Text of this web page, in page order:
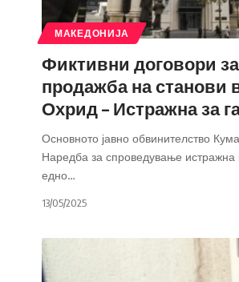
МАКЕДОНИЈА
Фиктивни договори
продажба на станови
Охрид – Истражна за
Основното јавно обвинителство
Наредба за спроведување истражна
едно…
13/05/2025